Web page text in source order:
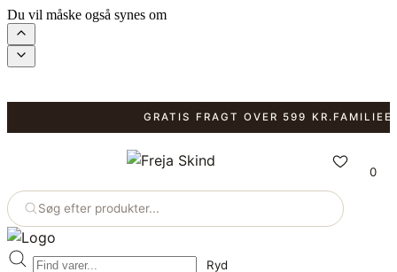
Du vil måske også synes om
GRATIS FRAGT OVER 599 KR.
Søg efter produkter...
Ryd
0